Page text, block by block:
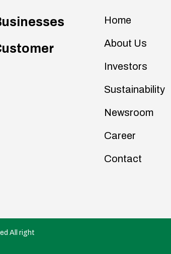
Home
About Us
Investors
Sustainability
Newsroom
Career
Contact
All right